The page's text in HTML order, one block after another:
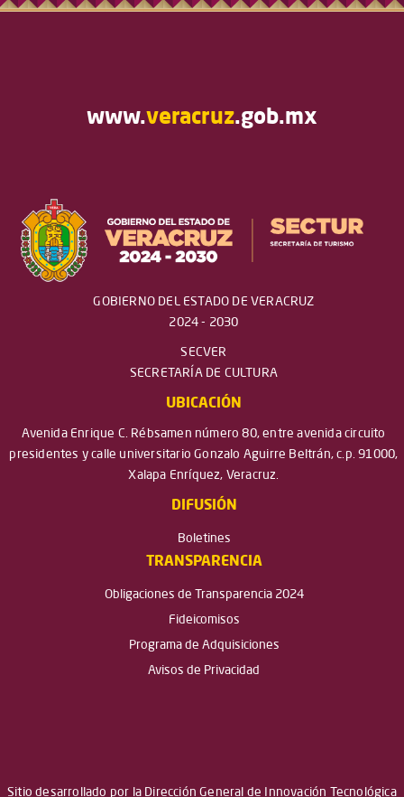
www.veracruz.gob.mx
GOBIERNO DEL ESTADO DE VERACRUZ
2024 - 2030
SECVER
SECRETARÍA DE CULTURA
UBICACIÓN
Avenida Enrique C. Rébsamen número 80, entre avenida circuito
presidentes y calle universitario Gonzalo Aguirre Beltrán, c.p. 91000,
Xalapa Enríquez, Veracruz.
DIFUSIÓN
Boletines
TRANSPARENCIA
Obligaciones de Transparencia 2024
Fideicomisos
Programa de Adquisiciones
Avisos de Privacidad
Sitio desarrollado por la Dirección General de Innovación Tecnológica